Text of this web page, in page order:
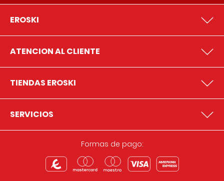
EROSKI
ATENCION AL CLIENTE
TIENDAS EROSKI
SERVICIOS
Formas de pago: